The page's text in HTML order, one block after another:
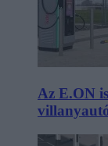
Az E.ON